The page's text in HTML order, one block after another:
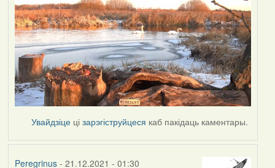
Увайдзіце цізарэгіструйцеся каб пакідаць каментары.
Peregrinus- 21.12.2021 - 01:30